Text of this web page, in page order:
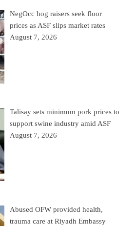
NegOcc hog raisers seek floor
prices as ASF slips market rates
August 7, 2026
Talisay sets minimum pork prices to
support swine industry amid ASF
August 7, 2026
Abused OFW provided health,
trauma care at Riyadh Embassy